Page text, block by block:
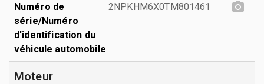
Numéro de
série/Numéro
d'identification du
véhicule automobile
2NPKHM6X0TM801461
Moteur